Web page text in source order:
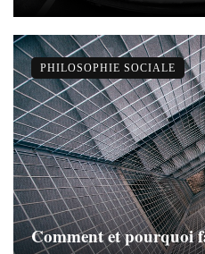
Comment et pourquoi
PHILOSOPHIE SOCIALE